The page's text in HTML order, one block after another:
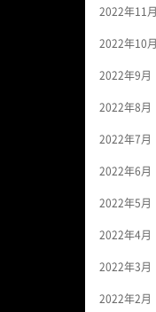
2022年11月
2022年10月
2022年9月
2022年8月
2022年7月
2022年6月
2022年5月
2022年4月
2022年3月
2022年2月